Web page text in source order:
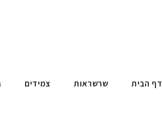
דף הבית שרשראות צמידים